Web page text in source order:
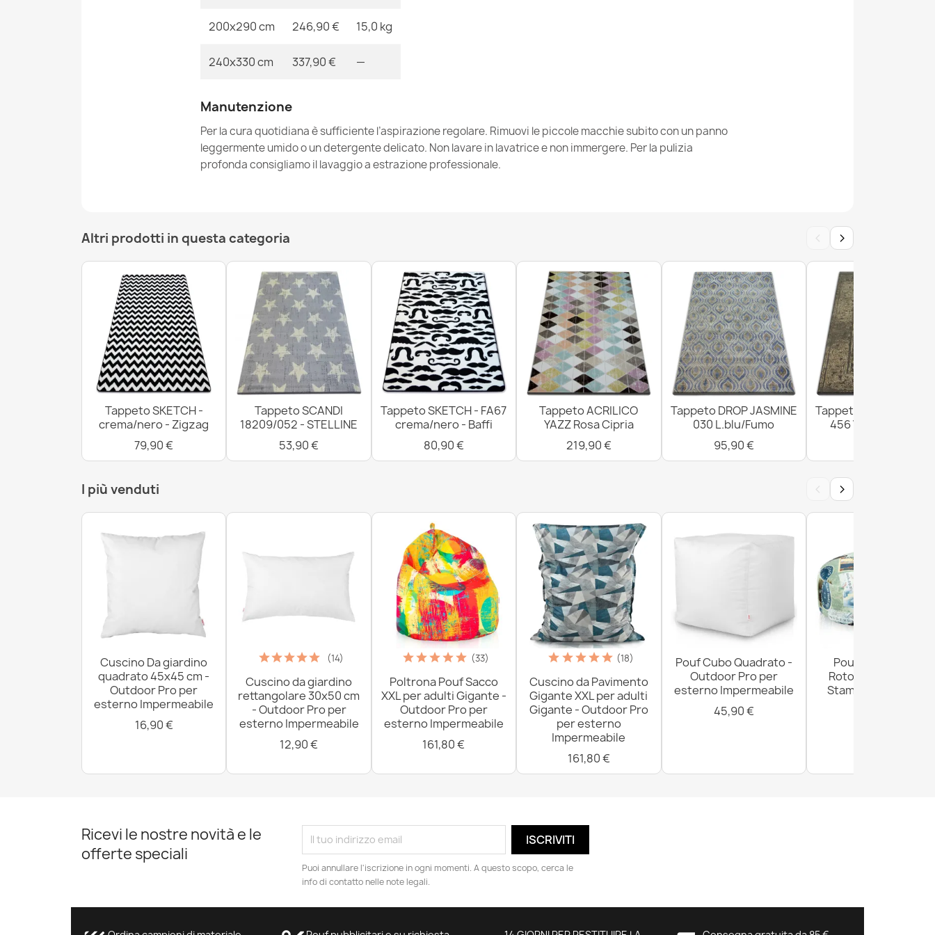
Tappeto moderno COZY Polygons Cerchio, geometrico,
triangoli - Structural due livelli di pile grigio
31,90 €
200x290 cm 246,90 € 15,0 kg
240x330 cm 337,90 € —
Manutenzione
Per la cura quotidiana è sufficiente l’aspirazione regolare. Rimuovi le piccole macchie subito con un panno
leggermente umido o un detergente delicato. Non lavare in lavatrice e non immergere. Per la pulizia
profonda consigliamo il lavaggio a estrazione professionale.
Altri prodotti in questa categoria ‹ ›
Tappeto SKETCH -
crema/nero - Zigzag
79,90 €
Tappeto SCANDI
18209/052 - STELLINE
53,90 €
Tappeto SKETCH - FA67
crema/nero - Baffi
80,90 €
Tappeto ACRILICO
YAZZ Rosa Cipria
219,90 €
Tappeto DROP JASMINE
030 L.blu/Fumo
95,90 €
Tappeto DROP
456 Vizon/D.beige
I più venduti ‹ ›
Cuscino Da giardino
quadrato 45x45 cm -
Outdoor Pro per
esterno Impermeabile
16,90 €
(14)
Cuscino da giardino
rettangolare 30x50 cm
- Outdoor Pro per
esterno Impermeabile
12,90 €
(33)
Poltrona Pouf Sacco
XXL per adulti Gigante -
Outdoor Pro per
esterno Impermeabile
161,80 €
(18)
Cuscino da Pavimento
Gigante XXL per adulti
Gigante - Outdoor Pro
per esterno
Impermeabile
161,80 €
Pouf Cubo Quadrato -
Outdoor Pro per
esterno Impermeabile
45,90 €
Pouf Poggiapiedi
Rotondo - Tessuto
Stampato Premium
Ricevi le nostre novità e le
offerte speciali
Puoi annullare l'iscrizione in ogni momenti. A questo scopo, cerca le
info di contatto nelle note legali.